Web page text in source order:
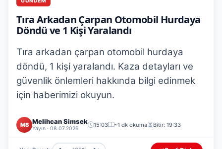
Tıra Arkadan Çarpan Otomobil Hurdaya
Döndü ve 1 Kişi Yaralandı
Tıra arkadan çarpan otomobil hurdaya
döndü, 1 kişi yaralandı. Kaza detayları ve
güvenlik önlemleri hakkında bilgi edinmek
için haberimizi okuyun.
MS Melihcan Simsek
Yayın · 08.07.2026
15:03 ~1 dk okuma Bitir: 19:33